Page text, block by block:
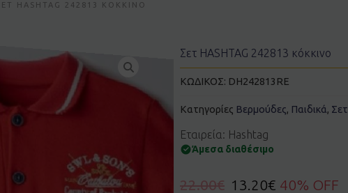
HASHTAG 242813 ΚΌΚΚΙΝΟ
Σετ HASHTAG 242813 κόκκινο
ΚΩΔΙΚΟΣ: DH242813RE
Κατηγορίες Βερμούδες, Παιδικά, Σετ
Εταιρεία: Hashtag
Άμεσα διαθέσιμο
22.00€ 13.20€ 40% OFF